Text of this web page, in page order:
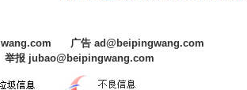
广告 ad@beipingwang.com
报 jubao@beipingwang.com